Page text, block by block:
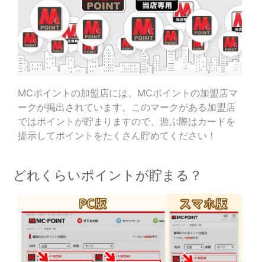
MCポイントの加盟店には、MCポイントの加盟店マ
ークが掲出されています。このマークがある加盟店
ではポイントが貯まりますので、遊ぶ際はカードを
提示してポイントをたくさん貯めてください！
どれくらいポイントが貯まる？